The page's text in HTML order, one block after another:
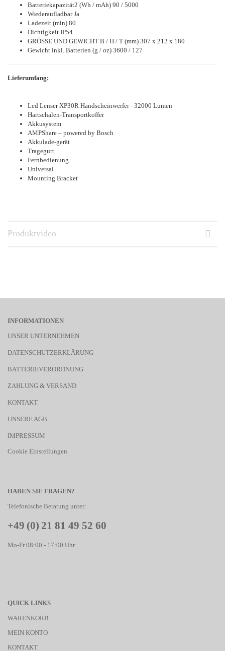
Batteriekapazität2 (Wh / mAh) 90 / 5000
Wiederaufladbar Ja
Ladezeit (min) 80
Dichtigkeit IP54
GRÖSSE UND GEWICHT B / H / T (mm) 307 x 212 x 180
Gewicht inkl. Batterien (g / oz) 3600 / 127
Lieferumfang:
Led Lenser XP30R Handscheinwerfer - 32000 Lumen
Hartschalen-Transportkoffer
Akkusystem
AMPShare – powered by Bosch
Akkulade-gerät
Tragegurt
Fernbedienung
Universal
Mounting Bracket
Produktvideo
INFORMATIONEN
UNSER UNTERNEHMEN
DATENSCHUTZERKLÄRUNG
BATTERIEVERORDNUNG
ZAHLUNG & VERSAND
KONTAKT
UNSERE AGB
IMPRESSUM
Cookie Einstellungen
HABEN SIE FRAGEN?
Telefonische Beratung unter:
+49 (0) 21 81 49 52 60
Mo-Fr 08:00 - 17:00 Uhr
QUICK LINKS
WARENKORB
MEIN KONTO
KONTAKT